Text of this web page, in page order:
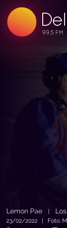
99.5 FM
99.5 FM
99.5 FM
Lemon Pae
23/02/2022 | Foto: